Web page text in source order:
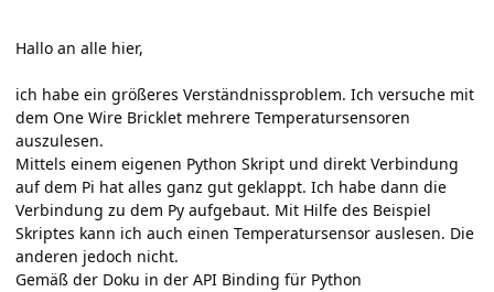
Hallo an alle hier,
ich habe ein größeres Verständnissproblem. Ich versuche mit
dem One Wire Bricklet mehrere Temperatursensoren
auszulesen.
Mittels einem eigenen Python Skript und direkt Verbindung
auf dem Pi hat alles ganz gut geklappt. Ich habe dann die
Verbindung zu dem Py aufgebaut. Mit Hilfe des Beispiel
Skriptes kann ich auch einen Temperatursensor auslesen. Die
anderen jedoch nicht.
Gemäß der Doku in der API Binding für Python